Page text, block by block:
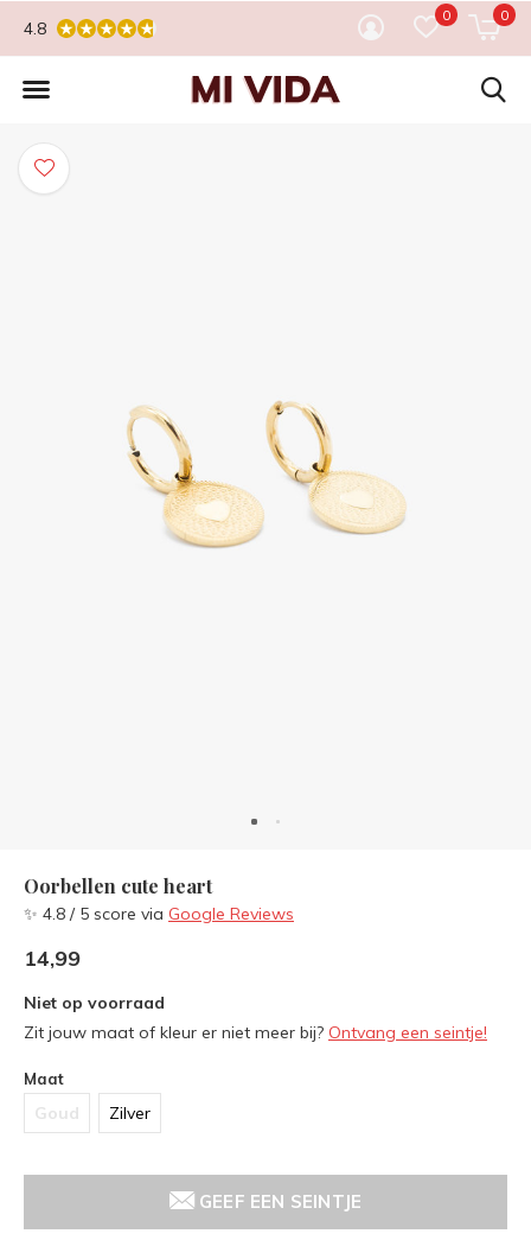
0 0
4.8
Oorbellen cute heart
✨ 4.8 / 5 score via Google Reviews
14,99
Niet op voorraad
Zit jouw maat of kleur er niet meer bij? Ontvang een seintje!
Maat
Goud Zilver
GEEF EEN SEINTJE